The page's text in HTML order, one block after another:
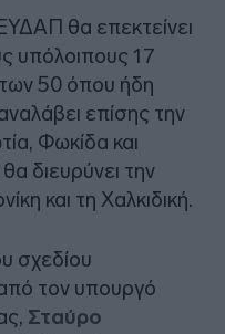
θα επεκτείνει
υπόλοιπους 17
50 όπου ήδη
επίσης την
Φωκίδα και
διευρύνει την
και τη Χαλκιδική.
σχεδίου
τον υπουργό
Σταύρο